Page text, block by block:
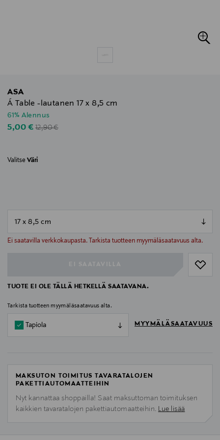
ASA
Á Table -lautanen 17 x 8,5 cm
61% Alennus
Discounted Price
5,00 € Original Price
12,90 €
Valitse Väri
Ei saatavilla verkkokaupasta. Tarkista tuotteen myymäläsaatavuus alta.
null
TUOTE EI OLE TÄLLÄ HETKELLÄ SAATAVANA.
Tarkista tuotteen myymäläsaatavuus alta.
Tapiola MYYMÄLÄSAATAVUUS
MAKSUTON TOIMITUS TAVARATALOJEN
PAKETTIAUTOMAATTEIHIN
Nyt kannattaa shoppailla! Saat maksuttoman toimituksen
kaikkien tavaratalojen pakettiautomaatteihin. Lue lisää